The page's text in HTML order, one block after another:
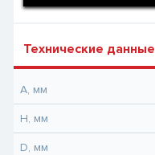
Технические данные
A, мм
H, мм
D, мм